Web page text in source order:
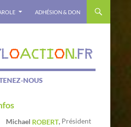
ADHÉSION & DON
NOUS
Michael ROBERT, Président